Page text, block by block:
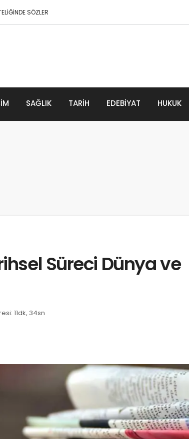
SÖZLER
Donma
SAĞLIK TARIH EDEBIYAT HUKUK
Süreci Dünya ve
11dk, 34sn